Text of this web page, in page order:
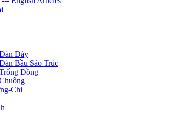
Đáy
Bầu Sáo Trúc
Đồng
Chi